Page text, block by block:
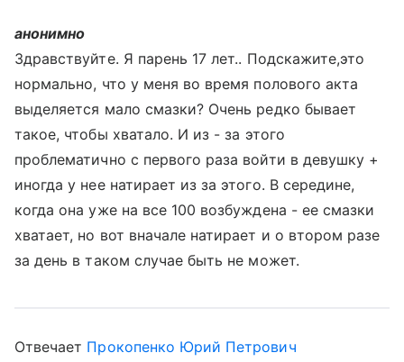
анонимно
Здравствуйте. Я парень 17 лет.. Подскажите,это
нормально, что у меня во время полового акта
выделяется мало смазки? Очень редко бывает
такое, чтобы хватало. И из - за этого
проблематично с первого раза войти в девушку +
иногда у нее натирает из за этого. В середине,
когда она уже на все 100 возбуждена - ее смазки
хватает, но вот вначале натирает и о втором разе
за день в таком случае быть не может.
Отвечает Прокопенко Юрий Петрович